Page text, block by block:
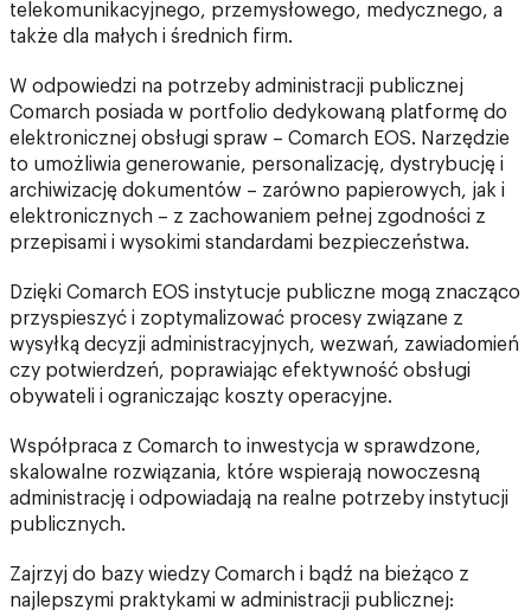
telekomunikacyjnego, przemysłowego, medycznego, a
także dla małych i średnich firm.
W odpowiedzi na potrzeby administracji publicznej
Comarch posiada w portfolio dedykowaną platformę do
elektronicznej obsługi spraw – Comarch EOS. Narzędzie
to umożliwia generowanie, personalizację, dystrybucję i
archiwizację dokumentów – zarówno papierowych, jak i
elektronicznych – z zachowaniem pełnej zgodności z
przepisami i wysokimi standardami bezpieczeństwa.
Dzięki Comarch EOS instytucje publiczne mogą znacząco
przyspieszyć i zoptymalizować procesy związane z
wysyłką decyzji administracyjnych, wezwań, zawiadomień
czy potwierdzeń, poprawiając efektywność obsługi
obywateli i ograniczając koszty operacyjne.
Współpraca z Comarch to inwestycja w sprawdzone,
skalowalne rozwiązania, które wspierają nowoczesną
administrację i odpowiadają na realne potrzeby instytucji
publicznych.
Zajrzyj do bazy wiedzy Comarch i bądź na bieżąco z
najlepszymi praktykami w administracji publicznej: